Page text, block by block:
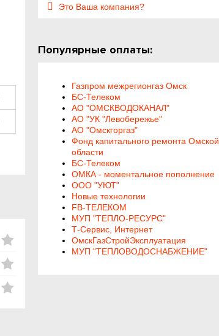
Это Ваша компания?
Популярные оплаты:
Газпром межрегионгаз Омск
БС-Телеком
АО "ОМСКВОДОКАНАЛ"
АО "УК "Левобережье"
АО "Омскгоргаз"
Фонд капитального ремонта Омской
области
БС-Телеком
ОМКА - моментальное пополнение
ООО "УЮТ"
Новые технологии
FB-ТЕЛЕКОМ
МУП "ТЕПЛО-РЕСУРС"
Т-Сервис, Интернет
ОмскГазСтройЭксплуатация
МУП "ТЕПЛОВОДОСНАБЖЕНИЕ"